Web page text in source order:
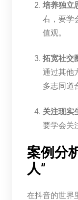
培养独立
右，要学
值观。
拓宽社交
通过其他
多志同道
关注现实
要学会关
案例分
人”
在抖音的世界